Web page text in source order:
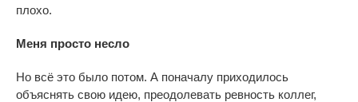
плохо.
Меня просто несло
Но всё это было потом. А поначалу приходилось
объяснять свою идею, преодолевать ревность коллег,